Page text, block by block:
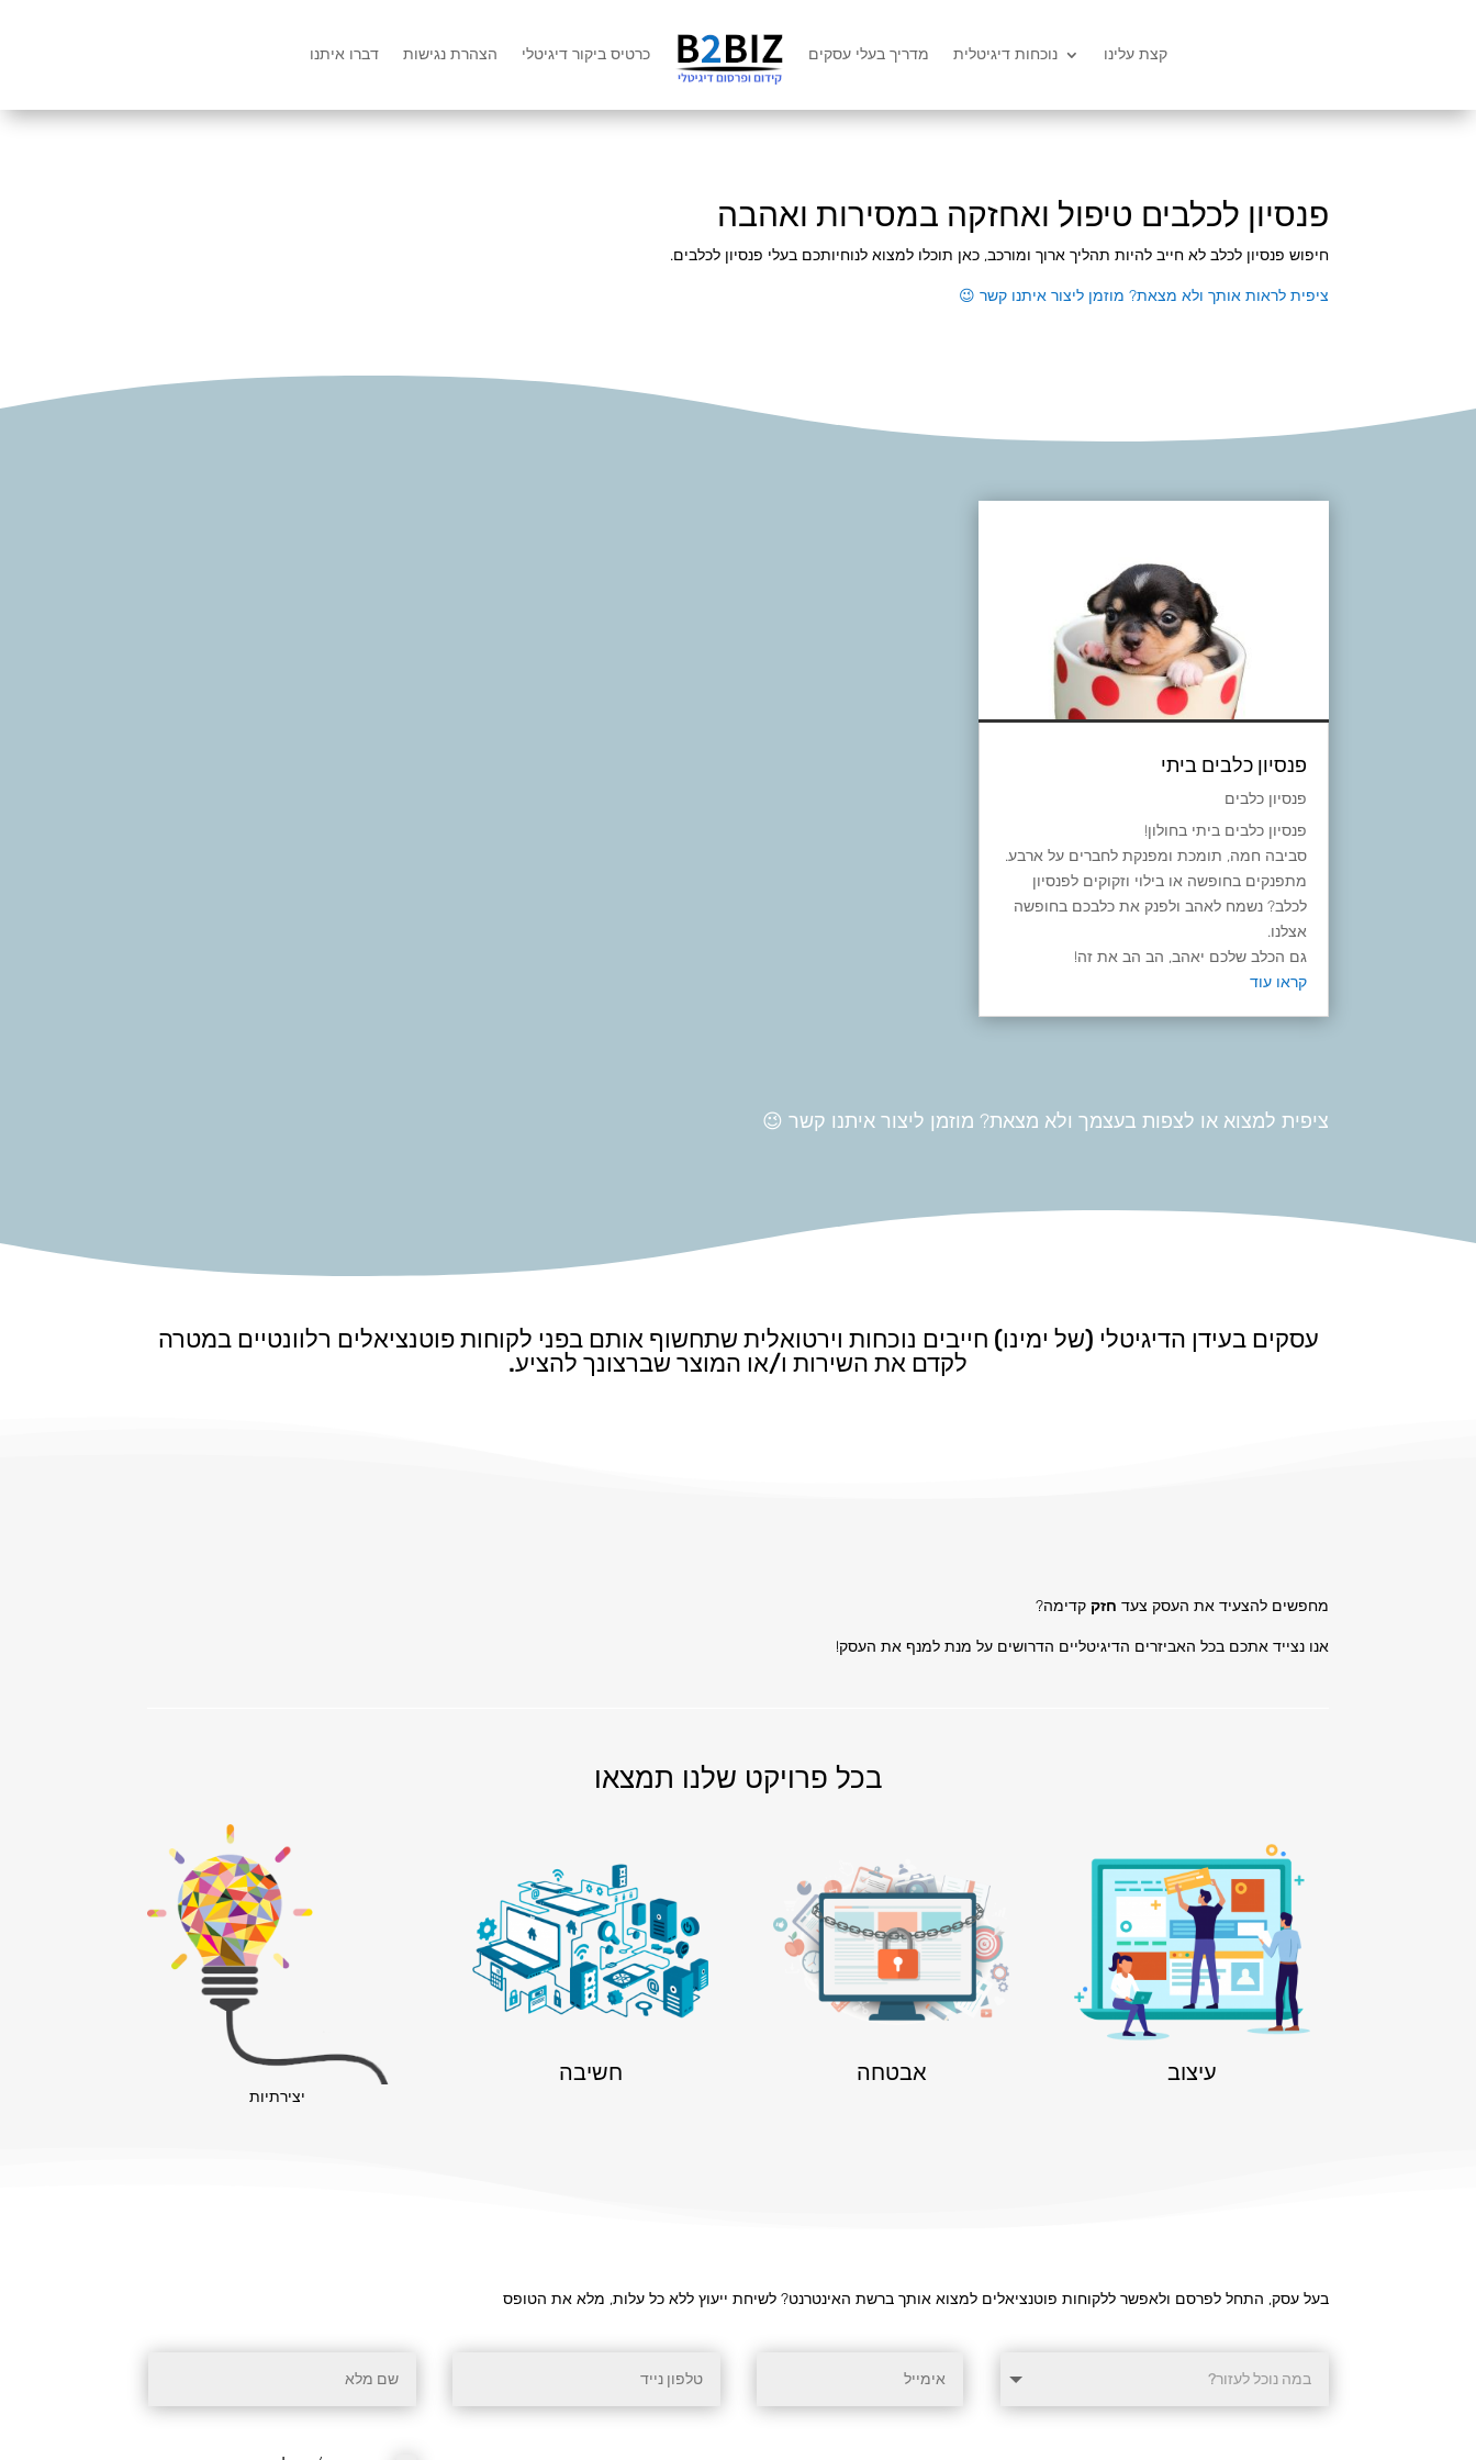
קצת עלינו נוכחות דיגיטלית מדריך בעלי עסקים כרטיס ביקור דיגיטלי הצהרת נגישות דברו איתנו
פנסיון לכלבים טיפול ואחזקה במסירות ואהבה
חיפוש פנסיון לכלב לא חייב להיות תהליך ארוך ומורכב, כאן תוכלו למצוא לנוחיותכם בעלי פנסיון לכלבים.
ציפית לראות אותך ולא מצאת? מוזמן ליצור איתנו קשר 😉
פנסיון כלבים ביתי
פנסיון כלבים
פנסיון כלבים ביתי בחולון!
סביבה חמה, תומכת ומפנקת לחברים על ארבע.
מתפנקים בחופשה או בילוי וזקוקים לפנסיון
לכלב? נשמח לאהב ולפנק את כלבכם בחופשה
אצלנו.
גם הכלב שלכם יאהב, הב הב את זה!
קראו עוד
ציפית למצוא או לצפות בעצמך ולא מצאת? מוזמן ליצור איתנו קשר 😉
עסקים בעידן הדיגיטלי (של ימינו) חייבים נוכחות וירטואלית שתחשוף אותם בפני לקוחות פוטנציאלים רלוונטיים במטרה
לקדם את השירות ו/או המוצר שברצונך להציע.
מחפשים להצעיד את העסק צעד חזק קדימה?
אנו נצייד אתכם בכל האביזרים הדיגיטליים הדרושים על מנת למנף את העסק!
בכל פרויקט שלנו תמצאו
יצירתיות
חשיבה אבטחה עיצוב
בעל עסק, התחל לפרסם ולאפשר ללקוחות פוטנציאלים למצוא אותך ברשת האינטרנט? לשיחת ייעוץ ללא כל עלות, מלא את הטופס